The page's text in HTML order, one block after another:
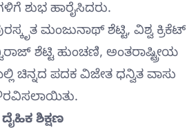
ಶುಭ ಹಾರೈಸಿದರು.
ಮಂಜುನಾಥ್ ಶೆಟ್ಟಿ, ವಿಶ್ವ ಕ್ರಿಕೆಟ್
ಶೆಟ್ಟಿ ಹುಂಚಣಿ, ಅಂತರಾಷ್ಟ್ರೀಯ
ಚಿನ್ನದ ಪದಕ ವಿಜೇತ ಧನ್ವಿತ ವಾಸು
ಶಿಕ್ಷಣ